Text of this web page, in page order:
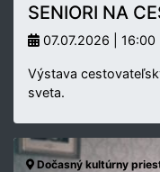
SENIORI NA
07.07.2026 | 16:00
Výstava
sveta.
Dočasný kultúrny